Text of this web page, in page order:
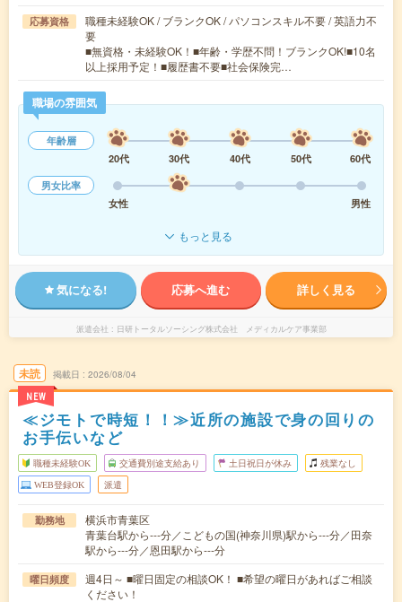
応募資格
職種未経験OK / ブランクOK / パソコンスキル不要 / 英語力不
要
■無資格・未経験OK！■年齢・学歴不問！ブランクOK!■10名
以上採用予定！■履歴書不要■社会保険完…
職場の雰囲気
年齢層
20代
30代 40代 50代
60代
男女比率
女性
男性
もっと見る
気になる! 応募へ進む 詳しく見る
派遣会社 日研トータルソーシング株式会社 メディカルケア事業部
未読
NEW
掲載日 2026/08/04
≪ジモトで時短！！≫近所の施設で身の回りの
お手伝いなど
職種未経験OK 交通費別途支給あり 土日祝日が休み 残業なし
WEB登録OK 派遣
勤務地
横浜市青葉区
青葉台駅から---分／こどもの国(神奈川県)駅から---分／田奈
駅から---分／恩田駅から---分
曜日頻度
週4日～ ■曜日固定の相談OK！ ■希望の曜日があればご相談
ください！